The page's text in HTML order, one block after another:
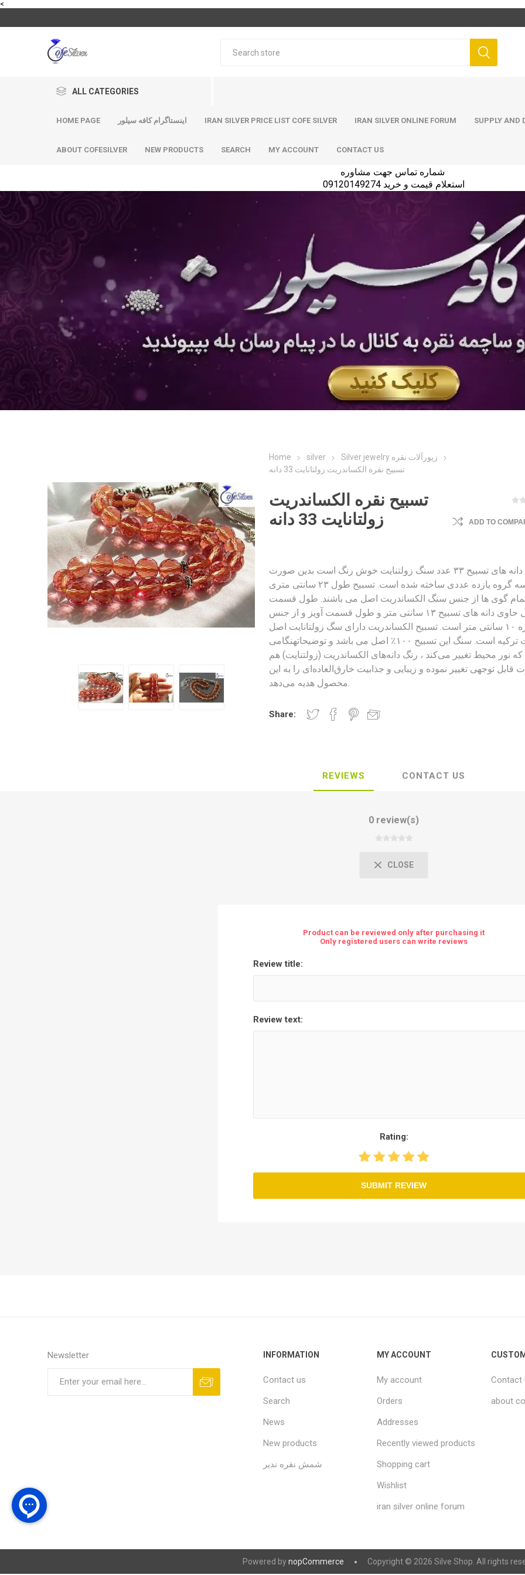
<
ALL CATEGORIES
HOME PAGE اینستاگرام کافه سیلور IRAN SILVER PRICE LIST COFE SILVER IRAN SILVER ONLINE FORUM SUPPLY AND
ABOUT COFESILVER NEW PRODUCTS SEARCH MY ACCOUNT CONTACT US
استعلام قیمت و خرید 09120149274
Home silver
Silver jewelry زیورآلات نقره
تسبیح نقره الکساندریت زولتانایت 33 دانه
تسبیح نقره الکساندریت
زولتانایت 33 دانه
ADD TO
تعداد دانه های تسبیح ۳۳ عدد سنگ زولتنایت خوش رنگ است بدین صورت
که از سه گروه یازده عددی ساخته شده است. تسبیح طول ۲۳ سانتی متری
تمام گوی ها از جنس سنگ الکساندریت اصل می باشند. طول قسمت
اصلی حاوی دانه های تسبیح ۱۳ سانتی متر و طول قسمت آویز و از جنس
نقره ۱۰ سانتی متر است. تسبیح الکساندریت دارای سگ زولتانایت اصل
ساخت ترکیه است. سنگ این تسبیح ۱۰۰٪ اصل می باشد و توضیحاتهنگامی
که نور محیط تغییر می‌کند ، رنگ دانه‌های الکساندریت (زولتنایت) هم
قابل توجهی تغییر نموده و زیبایی و جذابیت خارق‌العاده‌ای را به این
Share:
REVIEWS CONTACT US
0 review(s)
CLOSE
Product can be reviewed only after purchasing it
Only registered users can write reviews
Review title:
Review text:
Rating:
SUBMIT REVIEW
Newsletter INFORMATION
Contact us
Search
News
New products
شمش نقره ندیر
MY ACCOUNT
My account
Orders
Addresses
Recently viewed products
Shopping cart
Wishlist
iran silver online forum
Contact
about
Powered bynopCommerce Copyright © 2026 Silve Shop. All rights